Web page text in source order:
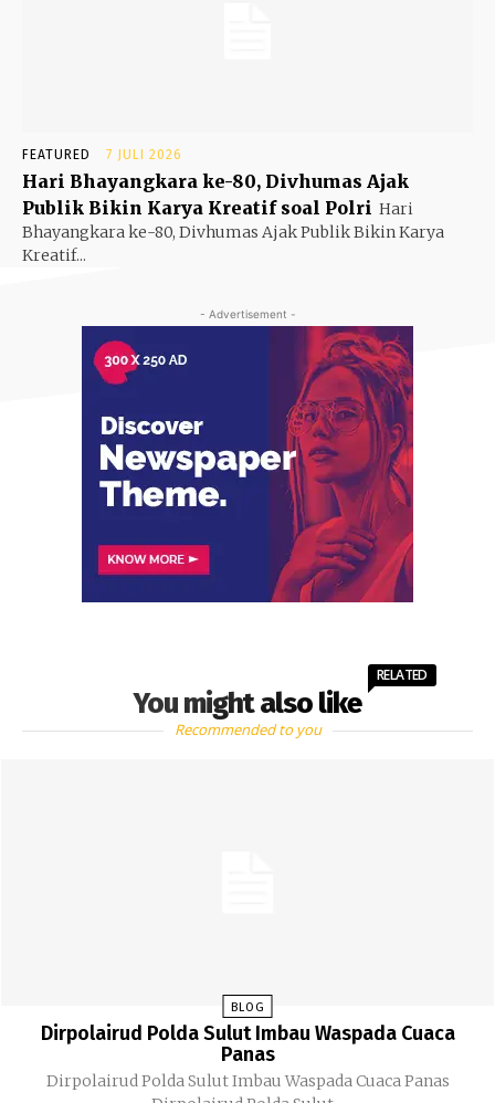
FEATURED 7 JULI 2026
Hari Bhayangkara ke-80, Divhumas Ajak
Publik Bikin Karya Kreatif soal Polri Hari
Bhayangkara ke-80, Divhumas Ajak Publik Bikin Karya
Kreatif...
- Advertisement -
You might also like
RELATED
Recommended to you
BLOG
Dirpolairud Polda Sulut Imbau Waspada Cuaca
Panas
Dirpolairud Polda Sulut Imbau Waspada Cuaca Panas